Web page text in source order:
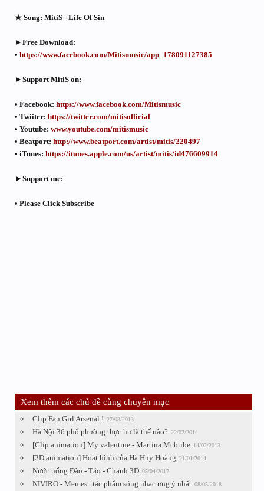
★ Song: MitiS - Life Of Sin
►Free Download:
• https://www.facebook.com/Mitismusic/app_178091127385
►Support MitiS on:
• Facebook: https://www.facebook.com/Mitismusic
• Twiiter: https://twitter.com/mitisofficial
• Youtube: www.youtube.com/mitismusic
• Beatport: http://www.beatport.com/artist/mitis/220497
• iTunes: https://itunes.apple.com/us/artist/mitis/id476609914
►Support me:
• Please Click Subscribe
Xem thêm các chủ đề cùng chuyên mục
Clip Fan Girl Arsenal ! 27/03/2013
Hà Nội 36 phố phường thực hư là thế nào? 22/02/2014
[Clip animation] My valentine - Martina Mcbribe 14/02/2013
[2D animation] Hoạt hình của Hà Huy Hoàng 21/01/2014
Nước uống Đào - Táo - Chanh 3D 05/04/2017
NIVIRO - Memes | tác phẩm sóng nhạc ưng ý nhất 08/05/2018